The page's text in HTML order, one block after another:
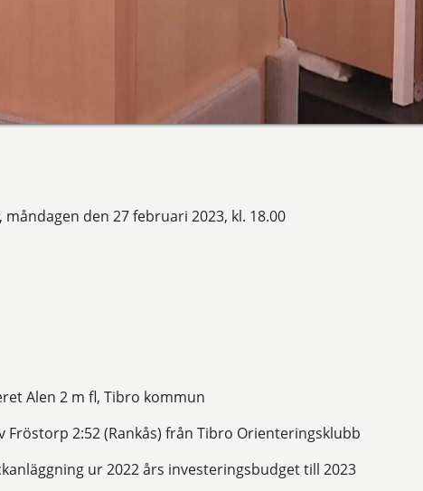
den 27 februari 2023, kl. 18.00
Alen 2 m fl, Tibro kommun
Fröstorp 2:52 (Rankås) från Tibro Orienteringsklubb
ur 2022 års investeringsbudget till 2023